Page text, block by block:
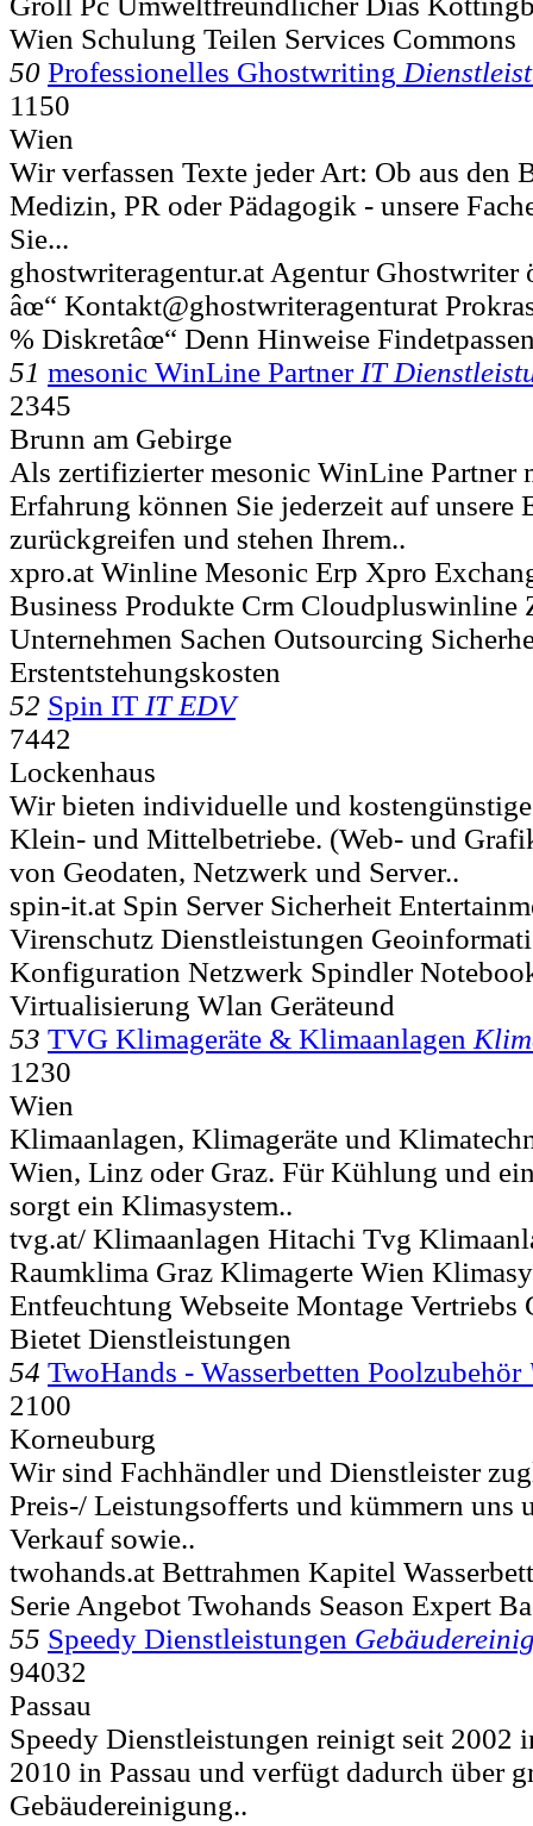
Wien Schulung Teilen Services Commons
50 Professionelles Ghostwriting
1150
Wien
Wir verfassen Texte jeder Art: Ob aus den
Medizin, PR oder Pädagogik - unsere
Sie...
ghostwriteragentur.at Agentur
âœ“ Kontakt@ghostwriteragenturat
% Diskretâœ“ Denn Hinweise
51 mesonic WinLine Partner IT
2345
Brunn am Gebirge
Als zertifizierter mesonic WinLine Partner
Erfahrung können Sie jederzeit auf unsere
zurückgreifen und stehen Ihrem..
xpro.at Winline Mesonic Erp Xpro
Business Produkte Crm Cloudpluswinline
Unternehmen Sachen Outsourcing
Erstentstehungskosten
52 Spin IT IT EDV
7442
Lockenhaus
Wir bieten individuelle und
Klein- und Mittelbetriebe. (Web- und
von Geodaten, Netzwerk und Server..
spin-it.at Spin Server Sicherheit
Virenschutz Dienstleistungen
Konfiguration Netzwerk Spindler
Virtualisierung Wlan Geräteund
53 TVG Klimageräte & Klimaanlagen
1230
Wien
Klimaanlagen, Klimageräte und
Wien, Linz oder Graz. Für Kühlung und
sorgt ein Klimasystem..
tvg.at/ Klimaanlagen Hitachi Tvg
Raumklima Graz Klimagerte Wien
Entfeuchtung Webseite Montage Vertriebs
Bietet Dienstleistungen
54 TwoHands - Wasserbetten Poolzubehör
2100
Korneuburg
Wir sind Fachhändler und Dienstleister
Preis-/ Leistungsofferts und kümmern uns
Verkauf sowie..
twohands.at Bettrahmen Kapitel
Serie Angebot Twohands Season Expert
55 Speedy Dienstleistungen
94032
Passau
Speedy Dienstleistungen reinigt seit 2002
2010 in Passau und verfügt dadurch über
Gebäudereinigung..